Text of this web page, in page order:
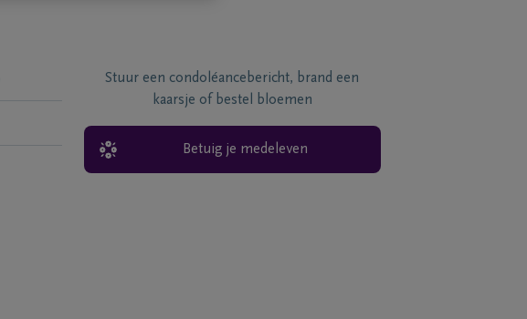
Stuur een condoléancebericht, brand een
kaarsje of bestel bloemen
Betuig je medeleven